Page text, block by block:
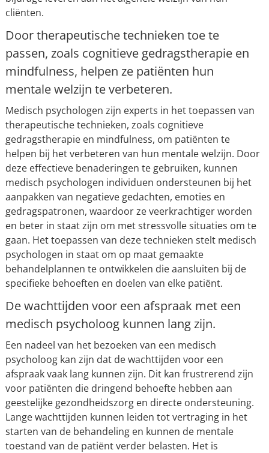
cliënten.
Door therapeutische technieken toe te
passen, zoals cognitieve gedragstherapie en
mindfulness, helpen ze patiënten hun
mentale welzijn te verbeteren.
Medisch psychologen zijn experts in het toepassen van
therapeutische technieken, zoals cognitieve
gedragstherapie en mindfulness, om patiënten te
helpen bij het verbeteren van hun mentale welzijn. Door
deze effectieve benaderingen te gebruiken, kunnen
medisch psychologen individuen ondersteunen bij het
aanpakken van negatieve gedachten, emoties en
gedragspatronen, waardoor ze veerkrachtiger worden
en beter in staat zijn om met stressvolle situaties om te
gaan. Het toepassen van deze technieken stelt medisch
psychologen in staat om op maat gemaakte
behandelplannen te ontwikkelen die aansluiten bij de
specifieke behoeften en doelen van elke patiënt.
De wachttijden voor een afspraak met een
medisch psycholoog kunnen lang zijn.
Een nadeel van het bezoeken van een medisch
psycholoog kan zijn dat de wachttijden voor een
afspraak vaak lang kunnen zijn. Dit kan frustrerend zijn
voor patiënten die dringend behoefte hebben aan
geestelijke gezondheidszorg en directe ondersteuning.
Lange wachttijden kunnen leiden tot vertraging in het
starten van de behandeling en kunnen de mentale
toestand van de patiënt verder belasten. Het is